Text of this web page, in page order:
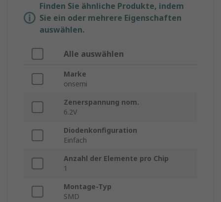
Finden Sie ähnliche Produkte, indem
Sie ein oder mehrere Eigenschaften
auswählen.
Alle auswählen
Marke
onsemi
Zenerspannung nom.
6.2V
Diodenkonfiguration
Einfach
Anzahl der Elemente pro Chip
1
Montage-Typ
SMD